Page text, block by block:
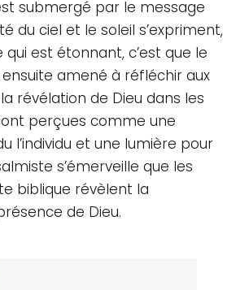
submergé par le message
du ciel et le soleil s’expriment,
qui est étonnant, c’est que le
amené à réfléchir aux
révélation de Dieu dans les
perçues comme une
l’individu et une lumière pour
s’émerveille que les
biblique révèlent la
de Dieu.